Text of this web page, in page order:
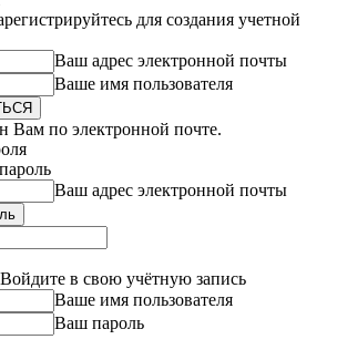
для создания учетной
Ваш адрес электронной почты
Ваше имя пользователя
Вам по электронной почте.
Ваш адрес электронной почты
в свою учётную запись
Ваше имя пользователя
Ваш пароль